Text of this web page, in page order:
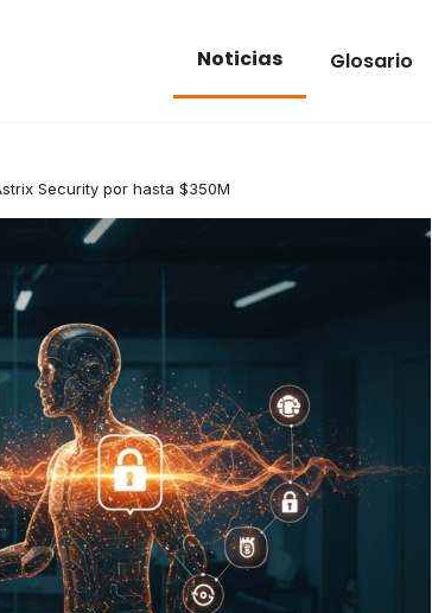
Noticias Glosario
Security por hasta $350M